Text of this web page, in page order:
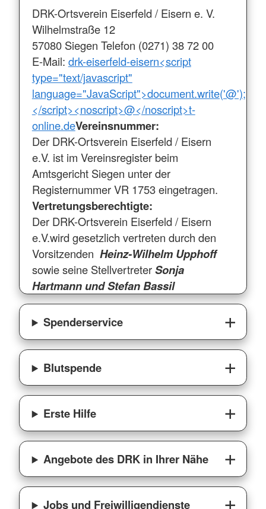
DRK-Ortsverein Eiserfeld / Eisern e. V.
Wilhelmstraße 12
57080 Siegen Telefon (0271) 38 72 00
E-Mail: drk-eiserfeld-eisern<script
type="text/javascript"
language="JavaScript">document.write('@');
</script><noscript>@</noscript>t-
online.deVereinsnummer:
Der DRK-Ortsverein Eiserfeld / Eisern
e.V. ist im Vereinsregister beim
Amtsgericht Siegen unter der
Registernummer VR 1753 eingetragen.
Vertretungsberechtigte:
Der DRK-Ortsverein Eiserfeld / Eisern
e.V.wird gesetzlich vertreten durch den
Vorsitzenden Heinz-Wilhelm Upphoff
sowie seine StellvertreterSonja
Hartmann und Stefan Bassil
Spenderservice
Blutspende
Erste Hilfe
Angebote des DRK in Ihrer Nähe
Jobs und Freiwilligendienste